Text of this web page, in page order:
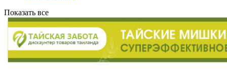
Показать все